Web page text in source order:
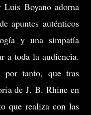
Luis Boyano adorna
apuntes auténticos
y una simpatía
a toda la audiencia.
por tanto, que tras
de J. B. Rhine en
que realiza con las